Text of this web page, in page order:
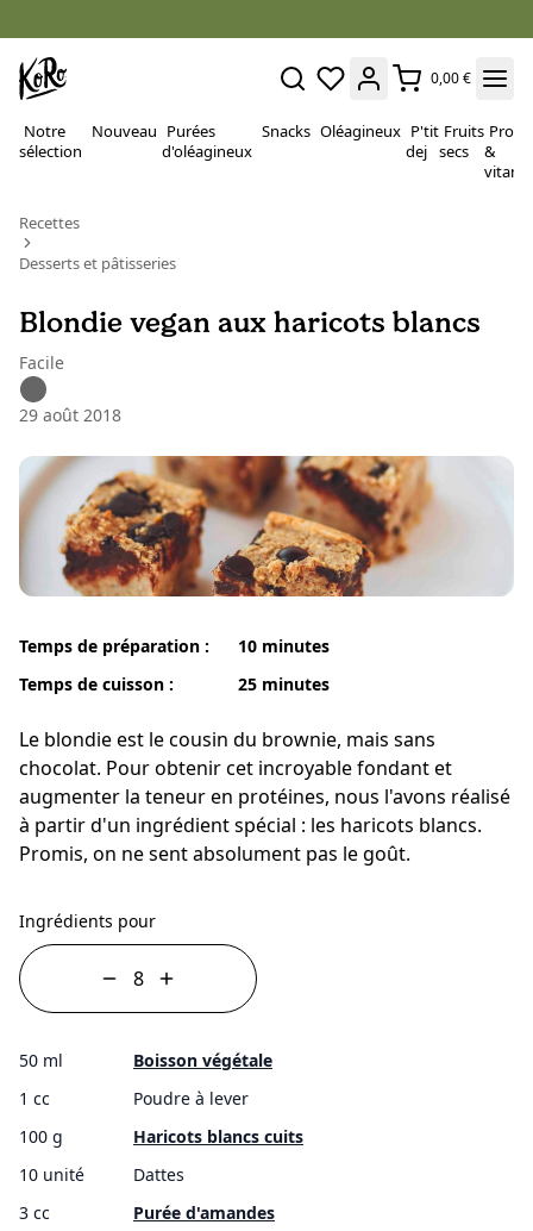
0,00 €
Notre
sélection
Nouveau Purées
d'oléagineux
Snacks Oléagineux P'tit
dej
Fruits
secs
&
Recettes
Desserts et pâtisseries
Blondie vegan aux haricots blancs
Facile
29 août 2018
Temps de préparation :
Temps de cuisson :
10 minutes
25 minutes
Le blondie est le cousin du brownie, mais sans
chocolat. Pour obtenir cet incroyable fondant et
augmenter la teneur en protéines, nous l'avons réalisé
à partir d'un ingrédient spécial : les haricots blancs.
Promis, on ne sent absolument pas le goût.
Ingrédients pour
50 ml
Boisson végétale
1 cc
Poudre à lever
100 g
Haricots blancs cuits
10 unité
Dattes
3 cc
Purée d'amandes